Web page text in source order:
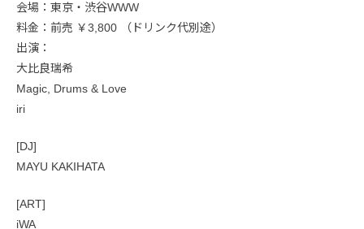
会場：東京・渋谷WWW
料金：前売 ￥3,800 （ドリンク代別途）
出演：
大比良瑞希
Magic, Drums & Love
iri
[DJ]
MAYU KAKIHATA
[ART]
iWA